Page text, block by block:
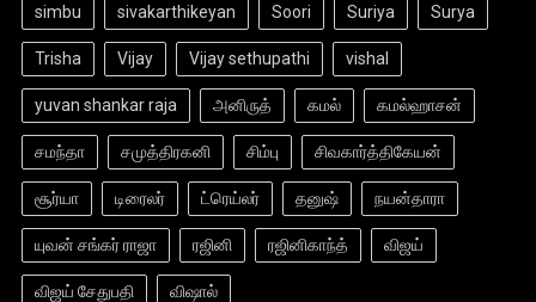
simbu sivakarthikeyan Soori Suriya Surya
Trisha Vijay Vijay sethupathi vishal
yuvan shankar raja அனிருத் கமல் கமல்ஹாசன்
சமந்தா சமுத்திரகனி சிம்பு சிவகார்த்திகேயன்
சூர்யா டிரைலர் ட்ரெய்லர் தனுஷ் நயன்தாரா
யுவன் சங்கர் ராஜா ரஜினி ரஜினிகாந்த் விஜய்
விஜய் சேதுபதி விஷால்